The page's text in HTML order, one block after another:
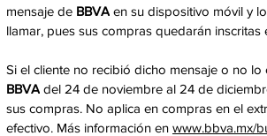
mensaje de BBVA en su dispositivo móvil y
llamar, pues sus compras quedarán inscritas
Si el cliente no recibió dicho mensaje o no
BBVA del 24 de noviembre al 24 de
sus compras. No aplica en compras en el
efectivo. Más información en www.bbva.mx/